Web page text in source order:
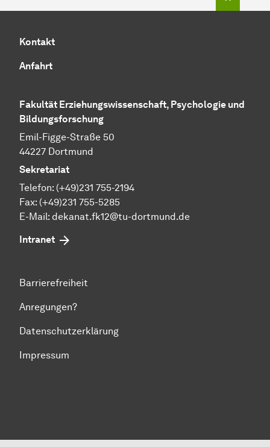
Kontakt
Anfahrt
Fakultät Erziehungswissenschaft, Psychologie und
Bildungsforschung
Emil-Figge-Straße 50
44227 Dortmund
Sekretariat
Telefon: (+49)231 755-2194
Fax: (+49)231 755-5285
E-Mail: dekanat.fk12@tu-dortmund.de
Intranet
Barrierefreiheit
Anregungen?
Datenschutzerklärung
Impressum